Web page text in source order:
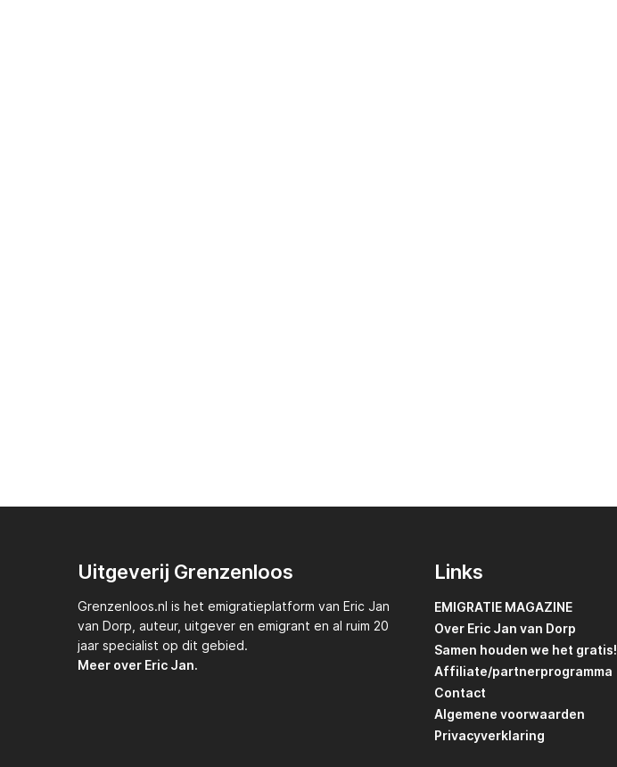
Uitgeverij Grenzenloos
Grenzenloos.nl is het emigratieplatform van Eric Jan
van Dorp, auteur, uitgever en emigrant en al ruim 20
jaar specialist op dit gebied.
Meer over Eric Jan.
Links
EMIGRATIE MAGAZINE
Over Eric Jan van Dorp
Samen houden we het gratis!
Affiliate/partnerprogramma
Contact
Algemene voorwaarden
Privacyverklaring